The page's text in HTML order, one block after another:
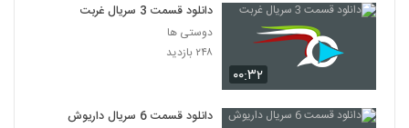
۰۰:۳۲
دانلود قسمت 3 سریال غربت
دوستی ها
۲۴۸ بازدید
دانلود قسمت 6 سریال داریوش